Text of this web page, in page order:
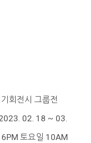
회전시 그룹전
2023. 02. 18 ~ 03.
토요일 10AM